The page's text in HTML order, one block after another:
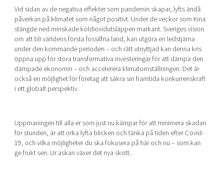
Vid sidan av de negativa effekter som pandemin skapar, lyfts ändå
påverkan på klimatet som något positivt. Under de veckor som Kina
stängde ned minskade koldioxidutsläppen markant. Sveriges vision
om att bli världens första fossilfria land, kan utgöra en ledstjärna
under den kommande perioden – och rätt utnyttjad kan denna kris
öppna upp för stora transformativa investeringar för att dämpa den
dämpade ekonomin – och accelerera klimatomställningen. Det är
också en möjlighet för företag att säkra sin framtida konkurrenskraft
i ett globalt perspektiv.
Uppmaningen till alla er som just nu kämpar för att minimera skadan
för stunden, är att orka lyfta blicken och tänka på tiden efter Covid-
19, och vilka möjligheter du ska fokusera på här och nu – som kan
ge frukt sen. Ur askan växer det nya skott.